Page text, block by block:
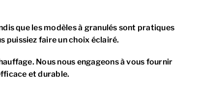
que les modèles à granulés sont pratiques
puissiez faire un choix éclairé.
Nous nous engageons à vous fournir
et durable.